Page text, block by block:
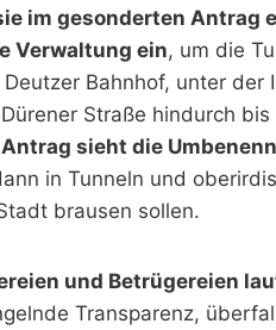
im gesonderten Antrag
Verwaltung ein, um die
Bahnhof, unter der
Straße hindurch
sieht die
in Tunneln und
brausen sollen.
und Betrügereien
Transparenz,